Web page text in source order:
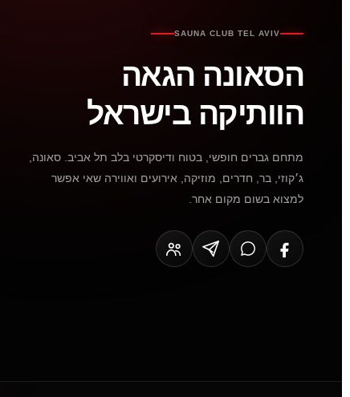
SAUNA CLUB TEL AVIV
הסאונה הגאה
הוותיקה בישראל
מתחם גברים חופשי, בטוח ודיסקרטי בלב תל אביב. סאונה,
ג׳קוזי, בר, חדרים, מוזיקה, אירועים ואווירה שאי אפשר
למצוא בשום מקום אחר.